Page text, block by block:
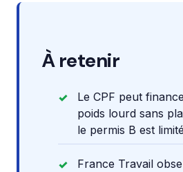
À retenir
Le CPF peut
poids lourd sans
le permis B est
France Travail